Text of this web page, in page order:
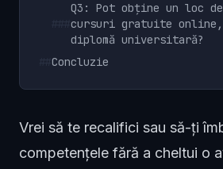
Q3: Pot obține un loc de
cursuri gratuite
diplomă universitară?
Concluzie
Vrei să te recalifici sau să-ți
competențele fără a cheltui o